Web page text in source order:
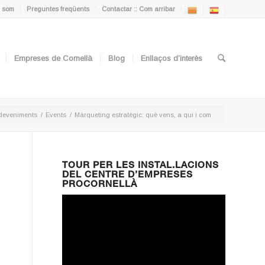
som Preguntes freqüents Contactar :: Com arribar
Empreses de Cornellà Blog Enllaços d’interès
/ Events / Màrqueting estratègic: què vens, a qui i com
TOUR PER LES INSTAL.LACIONS
DEL CENTRE D’EMPRESES
PROCORNELLÀ